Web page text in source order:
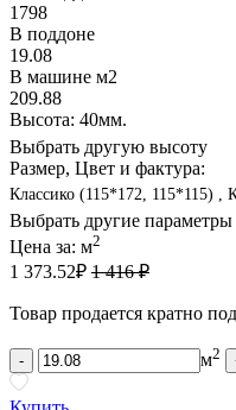
1798
В поддоне
19.08
В машине м2
209.88
Высота: 40мм.
Выбрать другую высоту
Размер, Цвет и фактура:
Классико (115*172, 115*115) ,
Выбрать другие параметры
Цена за: м2
1 373.52₽ 1 416 ₽
Товар продается кратно
- м2